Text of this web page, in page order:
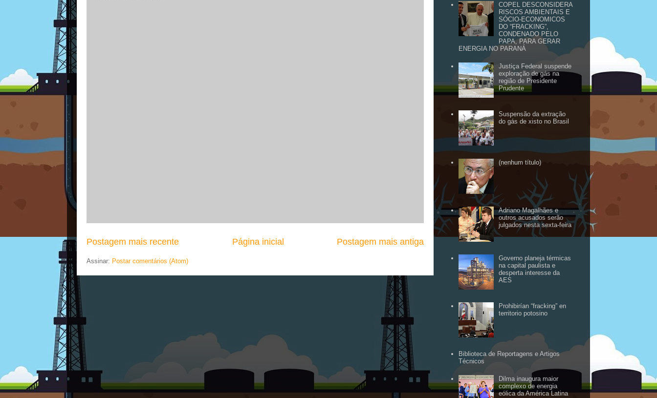
Postagem mais recente Postagem mais antiga
Página inicial
Assinar: Postar comentários (Atom)
COPEL DESCONSIDERA
RISCOS AMBIENTAIS E
SÓCIO-ECONOMICOS
DO “FRACKING”,
CONDENADO PELO
PAPA, PARA GERAR
ENERGIA NO PARANÁ
Justiça Federal suspende
exploração de gás na
região de Presidente
Prudente
Suspensão da extração
do gás de xisto no Brasil
(nenhum título)
Adriano Magalhães e
outros acusados serão
julgados nesta sexta-feira
Governo planeja térmicas
na capital paulista e
desperta interesse da
AES
Prohibirían “fracking” en
territorio potosino
Biblioteca de Reportagens e Artigos
Técnicos
Dilma inaugura maior
complexo de energia
eólica da América Latina